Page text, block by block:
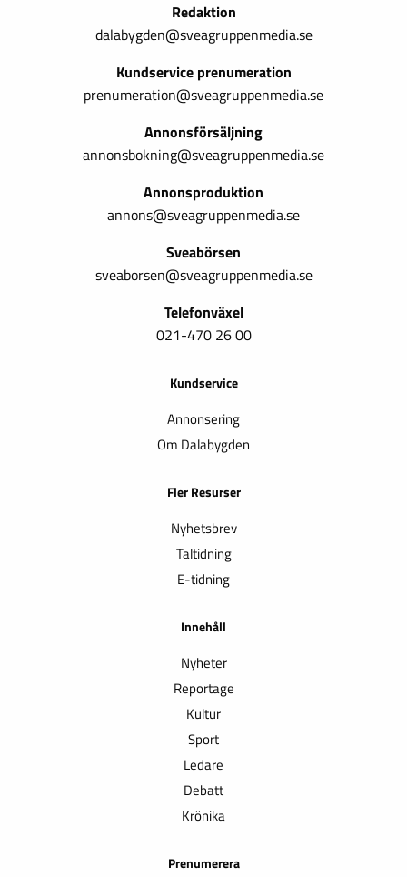
Redaktion
dalabygden@sveagruppenmedia.se
Kundservice prenumeration
prenumeration@sveagruppenmedia.se
Annonsförsäljning
annonsbokning@sveagruppenmedia.se
Annonsproduktion
annons@sveagruppenmedia.se
Sveabörsen
sveaborsen@sveagruppenmedia.se
Telefonväxel
021-470 26 00
Kundservice
Annonsering
Om Dalabygden
Fler Resurser
Nyhetsbrev
Taltidning
E-tidning
Innehåll
Nyheter
Reportage
Kultur
Sport
Ledare
Debatt
Krönika
Prenumerera